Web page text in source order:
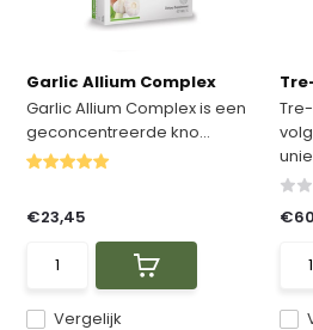
Garlic Allium Complex
Garlic Allium Complex is een
geconcentreerde kno...
Vergelijk
€23,45